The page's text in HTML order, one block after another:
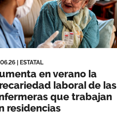
ESTATAL
en verano la
laboral de las
que trabajan
residencias